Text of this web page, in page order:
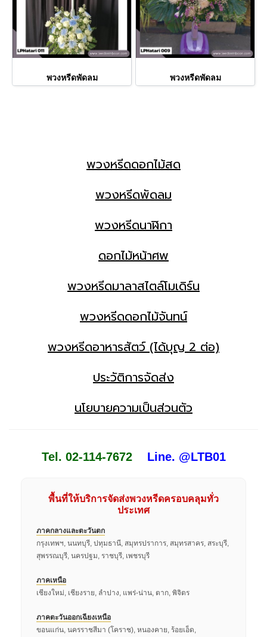
พวงหรีดพัดลม พวงหรีดพัดลม
พวงหรีดดอกไม้สด
พวงหรีดพัดลม
พวงหรีดนาฬิกา
ดอกไม้หน้าศพ
พวงหรีดมาลาสไตล์โมเดิร์น
พวงหรีดดอกไม้จันทน์
พวงหรีดอาหารสัตว์ (ได้บุญ 2 ต่อ)
ประวัติการจัดส่ง
นโยบายความเป็นส่วนตัว
Tel. 02-114-7672 Line. @LTB01
พื้นที่ให้บริการจัดส่งพวงหรีดครอบคลุมทั่ว
ประเทศ
ภาคกลางและตะวันตก
กรุงเทพฯ, นนทบุรี, ปทุมธานี, สมุทรปราการ, สมุทรสาคร, สระบุรี,
สุพรรณบุรี, นครปฐม, ราชบุรี, เพชรบุรี
ภาคเหนือ
เชียงใหม่, เชียงราย, ลำปาง, แพร่-น่าน, ตาก, พิจิตร
ภาคตะวันออกเฉียงเหนือ
ขอนแก่น, นครราชสีมา (โคราช), หนองคาย, ร้อยเอ็ด,